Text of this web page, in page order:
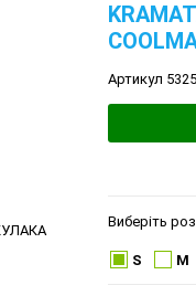
Артикул
Виберіть
S M